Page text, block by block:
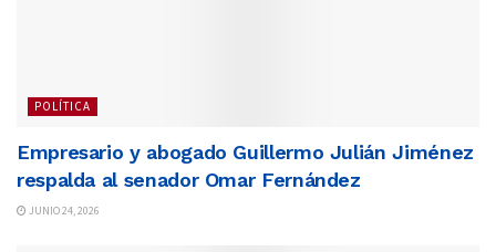
POLÍTICA
Empresario y abogado Guillermo Julián Jiménez
respalda al senador Omar Fernández
JUNIO 24, 2026